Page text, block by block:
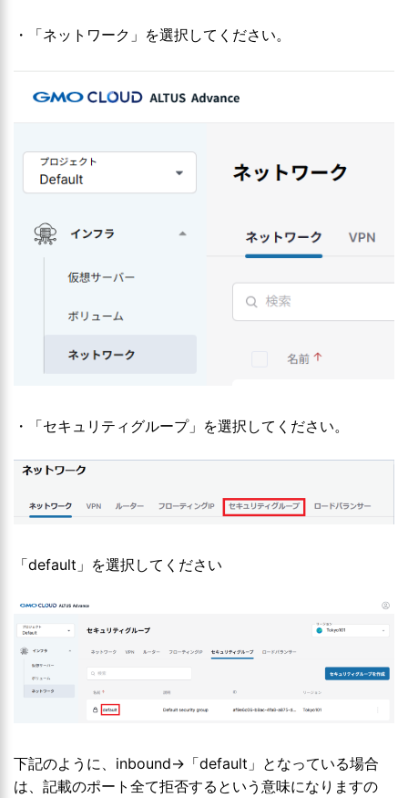
・「ネットワーク」を選択してください。
・「セキュリティグループ」を選択してください。
「default」を選択してください
下記のように、inbound→「default」となっている場合
は、記載のポート全て拒否するという意味になりますの